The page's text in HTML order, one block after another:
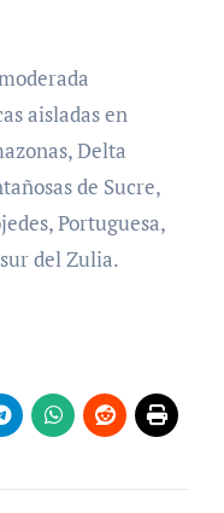
aisladas en
Delta
de Sucre,
Portuguesa,
del Zulia.